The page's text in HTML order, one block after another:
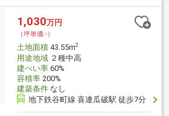
1,030万円
（坪単価:-）
土地面積43.55m2
用途地域２種中高
建ぺい率60%
容積率200%
建築条件なし
地下鉄谷町線 喜連瓜破駅 徒歩7分